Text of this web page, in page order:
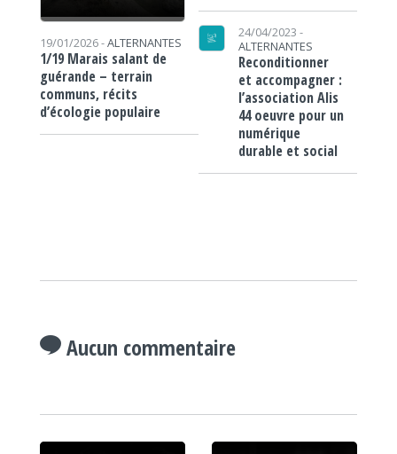
19/01/2026 -ALTERNANTES
1/19 Marais salant de
guérande – terrain
communs, récits
d’écologie populaire
24/04/2023 -
ALTERNANTES
Reconditionner
et accompagner :
l’association Alis
44 oeuvre pour un
numérique
durable et social
Aucun commentaire